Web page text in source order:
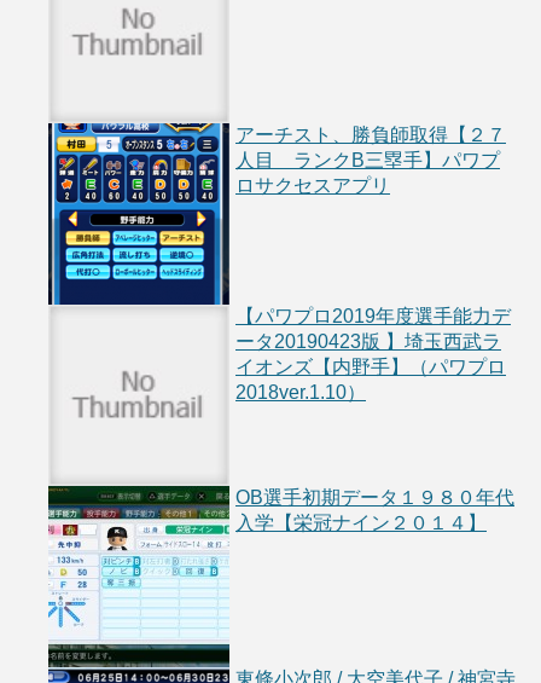
アーチスト、勝負師取得【２７
人目 ランクB三塁手】パワプ
ロサクセスアプリ
【パワプロ2019年度選手能力デ
ータ20190423版 】埼玉西武ラ
イオンズ【内野手】（パワプロ
2018ver.1.10）
OB選手初期データ１９８０年代
入学【栄冠ナイン２０１４】
東條小次郎 / 大空美代子 / 神宮寺